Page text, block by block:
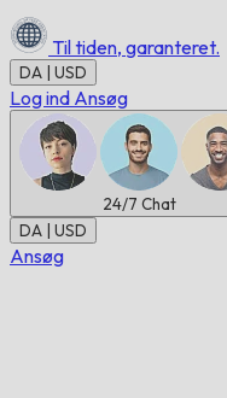
Til tiden, garanteret.
DA | USD
Log ind Ansøg
24/7 Chat
DA | USD
Ansøg